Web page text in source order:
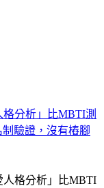
分析」比MBTI測
驗證，沒有樁腳